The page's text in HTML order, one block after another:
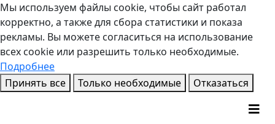
Мы используем файлы cookie, чтобы сайт работал
корректно, а также для сбора статистики и показа
рекламы. Вы можете согласиться на использование
всех cookie или разрешить только необходимые.
Подробнее
Принять все
Только необходимые Отказаться